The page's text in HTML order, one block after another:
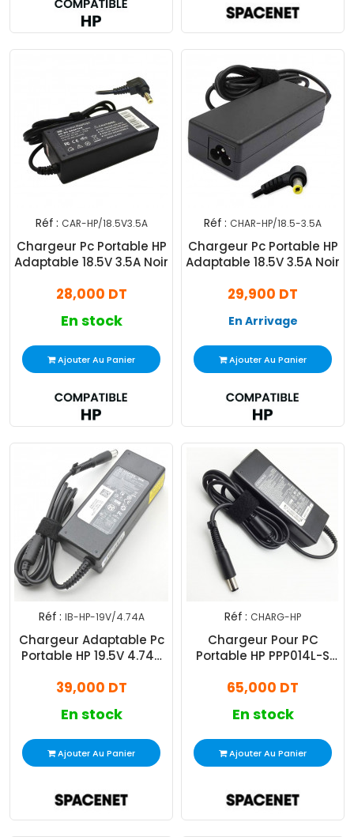
Réf : CAR-HP/18.5V3.5A
Chargeur Pc Portable HP
Adaptable 18.5V 3.5A Noir
28,000 DT
En stock
Ajouter Au Panier
Réf : CHAR-HP/18.5-3.5A
Chargeur Pc Portable HP
Adaptable 18.5V 3.5A Noir
29,900 DT
En Arrivage
Ajouter Au Panier
Réf : IB-HP-19V/4.74A
Chargeur Adaptable Pc
Portable HP 19.5V 4.74A
39,000 DT
En stock
Ajouter Au Panier
Réf : CHARG-HP
Chargeur Pour PC
Portable HP PPP014L-S
65,000 DT
En stock
Ajouter Au Panier